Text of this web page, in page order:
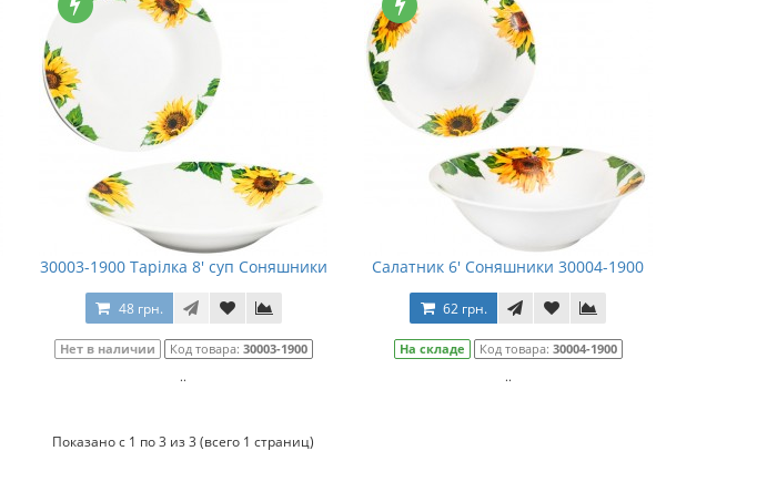
30003-1900 Тарілка 8' суп Соняшники
48 грн.
Нет в наличии Код товара: 30003-1900
..
Салатник 6' Соняшники 30004-1900
62 грн.
На складе Код товара: 30004-1900
..
Показано с 1 по 3 из 3 (всего 1 страниц)